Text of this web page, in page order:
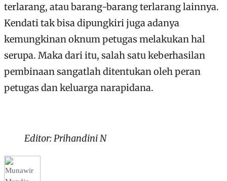
terlarang, atau barang-barang terlarang lainnya.
Kendati tak bisa dipungkiri juga adanya
kemungkinan oknum petugas melakukan hal
serupa. Maka dari itu, salah satu keberhasilan
pembinaan sangatlah ditentukan oleh peran
petugas dan keluarga narapidana.
Editor: Prihandini N